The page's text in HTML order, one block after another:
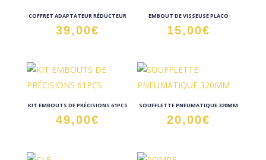
COFFRET ADAPTATEUR RÉDUCTEUR
39,00€
EMBOUT DE VISSEUSE PLACO
15,00€
KIT EMBOUTS DE PRÉCISIONS 61PCS
49,00€
SOUFFLETTE PNEUMATIQUE 320MM
20,00€